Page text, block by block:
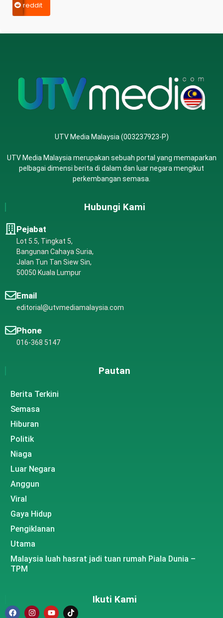
reddit
UTV Media Malaysia (003237923-P)
UTV Media Malaysia merupakan sebuah portal yang memaparkan
pelbagai dimensi berita di dalam dan luar negara mengikut
perkembangan semasa.
Hubungi Kami
Pejabat
Lot 5.5, Tingkat 5,
Bangunan Cahaya Suria,
Jalan Tun Tan Siew Sin,
50050 Kuala Lumpur
Email
editorial@utvmediamalaysia.com
Phone
016-368 5147
Pautan
Berita Terkini
Semasa
Hiburan
Politik
Niaga
Luar Negara
Anggun
Viral
Gaya Hidup
Pengiklanan
Utama
Malaysia luah hasrat jadi tuan rumah Piala Dunia –
TPM
Ikuti Kami